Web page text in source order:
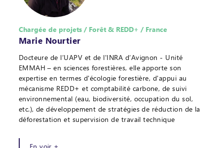
Chargée de projets / Forêt & REDD+ / France
Marie Nourtier
Docteure de l’UAPV et de l'INRA d’Avignon - Unité
EMMAH – en sciences forestières, elle apporte son
expertise en termes d'écologie forestière, d'appui au
mécanisme REDD+ et comptabilité carbone, de suivi
environnemental (eau, biodiversité, occupation du sol,
etc.), de développement de stratégies de réduction de la
déforestation et supervision de travail technique
En voir +